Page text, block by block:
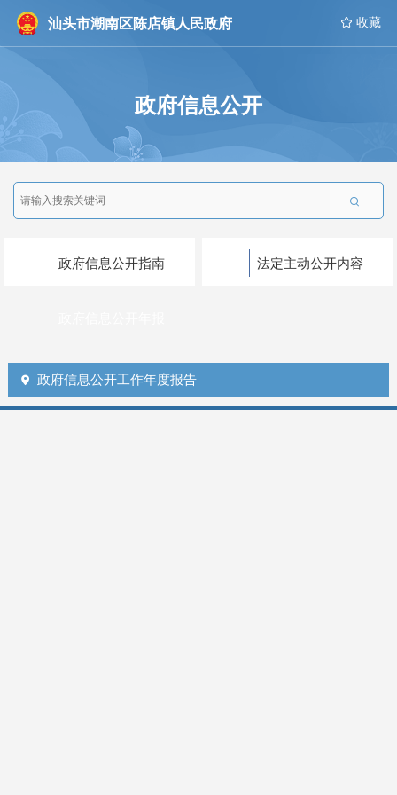
汕头市潮南区陈店镇人民政府  收藏
政府信息公开

政府信息公开指南 法定主动公开内容
 政府信息公开工作年度报告